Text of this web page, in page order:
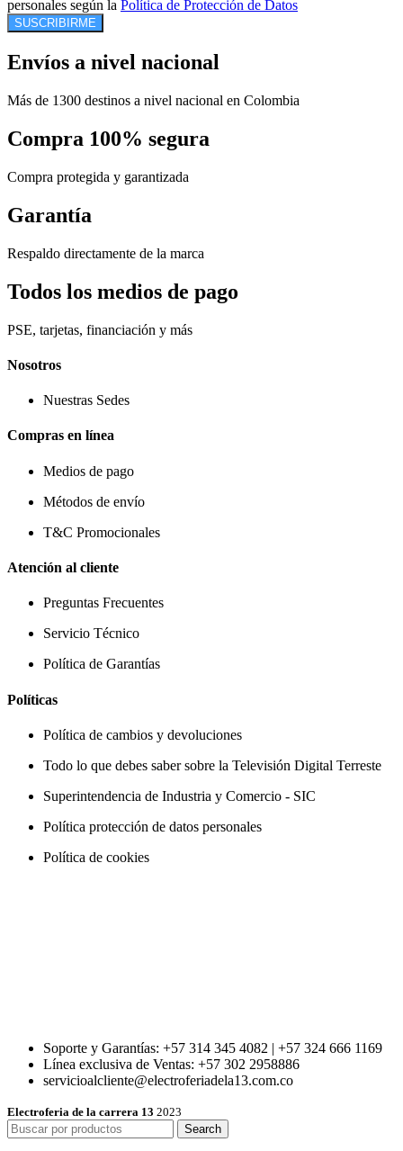
personales según la Política de Protección de Datos
SUSCRIBIRME
Envíos a nivel nacional
Más de 1300 destinos a nivel nacional en Colombia
Compra 100% segura
Compra protegida y garantizada
Garantía
Respaldo directamente de la marca
Todos los medios de pago
PSE, tarjetas, financiación y más
Nosotros
Nuestras Sedes
Compras en línea
Medios de pago
Métodos de envío
T&C Promocionales
Atención al cliente
Preguntas Frecuentes
Servicio Técnico
Política de Garantías
Políticas
Política de cambios y devoluciones
Todo lo que debes saber sobre la Televisión Digital Terreste
Superintendencia de Industria y Comercio - SIC
Política protección de datos personales
Política de cookies
Soporte y Garantías: +57 314 345 4082 | +57 324 666 1169
Línea exclusiva de Ventas: +57 302 2958886
servicioalcliente@electroferiadela13.com.co
Electroferia de la carrera 13 2023
Search